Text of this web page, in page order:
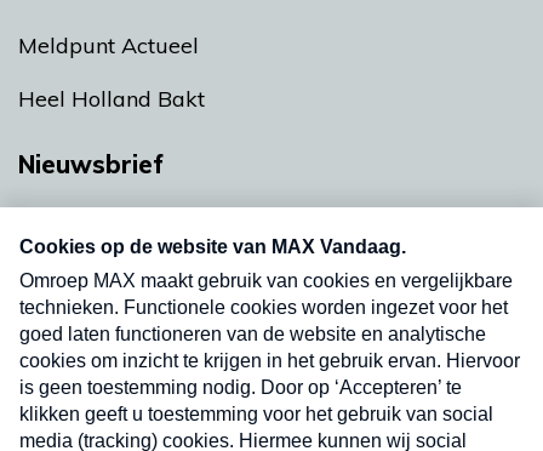
Meldpunt Actueel
Heel Holland Bakt
Nieuwsbrief
nieuwsbrief. Elke vrijdag- en dinsdagochtend in
uw mailbox.
Verzend